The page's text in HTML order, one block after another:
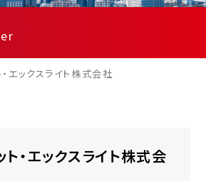
エックスライト株式会社
ト・エックスライト株式会